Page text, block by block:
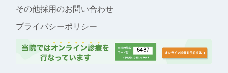
その他採用のお問い合わせ
プライバシーポリシー